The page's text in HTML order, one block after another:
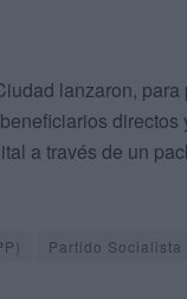
lanzaron,
a través de un
Partido Socialista